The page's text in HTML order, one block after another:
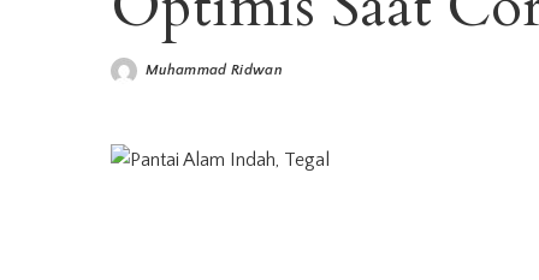
PostedMuhammad Ridwan